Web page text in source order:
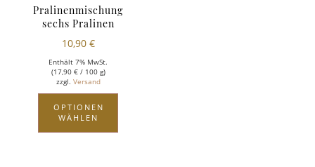
Pralinenmischung
sechs Pralinen
10,90 €
Enthält 7% MwSt.
(17,90 €/ 100 g)
zzgl. Versand
OPTIONEN
WÄHLEN